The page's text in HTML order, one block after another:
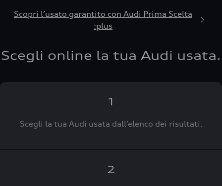
Scopri l’usato garantito con Audi Prima Scelta
:plus
Scegli online la tua Audi usata.
1
Scegli la tua Audi usata dall’elenco dei risultati.
2